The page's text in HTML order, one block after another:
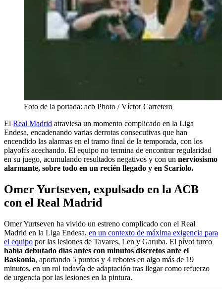
Foto de la portada: acb Photo / Víctor Carretero
El Real Madrid atraviesa un momento complicado en la Liga
Endesa, encadenando varias derrotas consecutivas que han
encendido las alarmas en el tramo final de la temporada, con los
playoffs acechando. El equipo no termina de encontrar regularidad
en su juego, acumulando resultados negativos y con un nerviosismo
alarmante, sobre todo en un recién llegado y en Scariolo.
Omer Yurtseven, expulsado en la ACB
con el Real Madrid
Omer Yurtseven ha vivido un estreno complicado con el Real
Madrid en la Liga Endesa, en un contexto de máxima exigencia para
el equipo por las lesiones de Tavares, Len y Garuba. El pívot turco
había debutado días antes con minutos discretos ante el
Baskonia, aportando 5 puntos y 4 rebotes en algo más de 19
minutos, en un rol todavía de adaptación tras llegar como refuerzo
de urgencia por las lesiones en la pintura.